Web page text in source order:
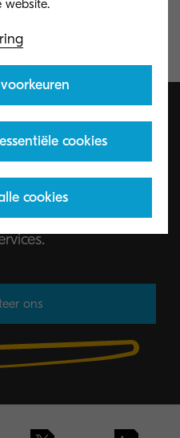
ons op.
uw vragen over
ons
cookies
cookies